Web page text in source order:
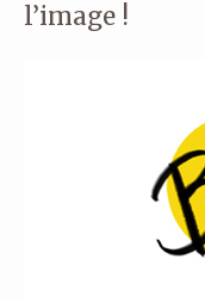
l’image !